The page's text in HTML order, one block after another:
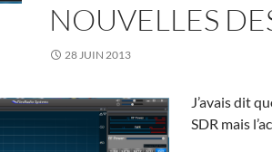
NOUVELLES
28 JUIN 2013
J’avais dit
SDR mais